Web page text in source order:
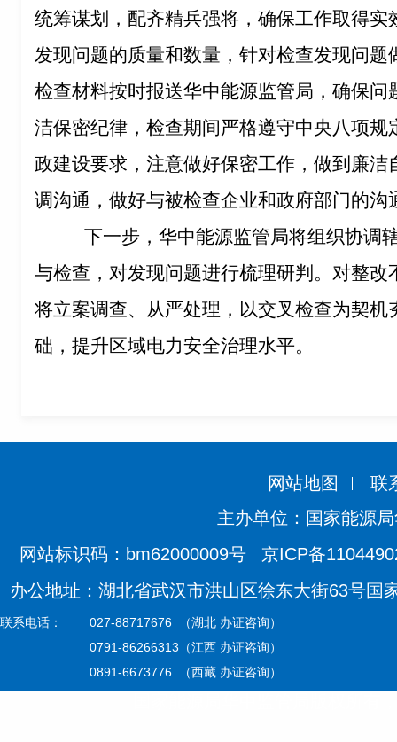
统筹谋划，配齐精兵强将，确保工作取得实
发现问题的质量和数量，针对检查发现问
检查材料按时报送华中能源监管局，确保问
洁保密纪律，检查期间严格遵守中央八项
政建设要求，注意做好保密工作，做到廉洁
调沟通，做好与被检查企业和政府部门的沟
下一步，华中能源监管局将组织协调
与检查，对发现问题进行梳理研判。对整
将立案调查、从严处理，以交叉检查为契
础，提升区域电力安全治理水平。
网站地图
联
主办单位：国家能源
网站标识码：bm62000009号
京ICP备
办公地址：湖北省武汉市洪山区徐东大街63号国
联系电话：
027-88717676 （湖北 办证咨询）
0791-86266313（江西 办证咨询）
0891-6673776 （西藏 办证咨询）